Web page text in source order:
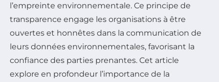
l’empreinte environnementale. Ce principe de
transparence engage les organisations à être
ouvertes et honnêtes dans la communication de
leurs données environnementales, favorisant la
confiance des parties prenantes. Cet article
explore en profondeur l’importance de la